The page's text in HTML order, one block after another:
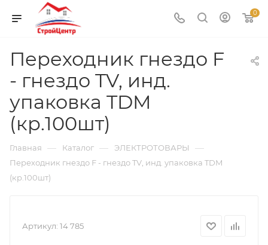
0
Переходник гнездо F
- гнездо TV, инд.
упаковка TDM
(кр.100шт)
Главная — Каталог — ЭЛЕКТРОТОВАРЫ —
Переходник гнездо F - гнездо TV, инд. упаковка TDM
(кр.100шт)
Артикул: 14 785